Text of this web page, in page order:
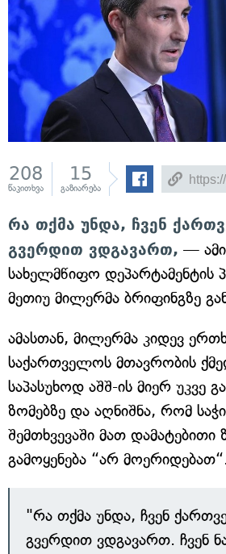
208
წაკითხვა
15
გაზიარება
რა თქმა უნდა, ჩვენ
გვერდით ვდგავართ, —
სახელმწიფო დეპარტამენტის
მეთიუ მილერმა ბრიფინგზე
ამასთან, მილერმა კიდევ
საქართველოს მთავრობის
საპასუხოდ აშშ-ის მიერ უკვე
ზომებზე და აღნიშნა, რომ
შემთხვევაში მათ დამატებითი
გამოყენება “არ
"რა თქმა უნდა, ჩვენ
გვერდით ვდგავართ. ჩვენ